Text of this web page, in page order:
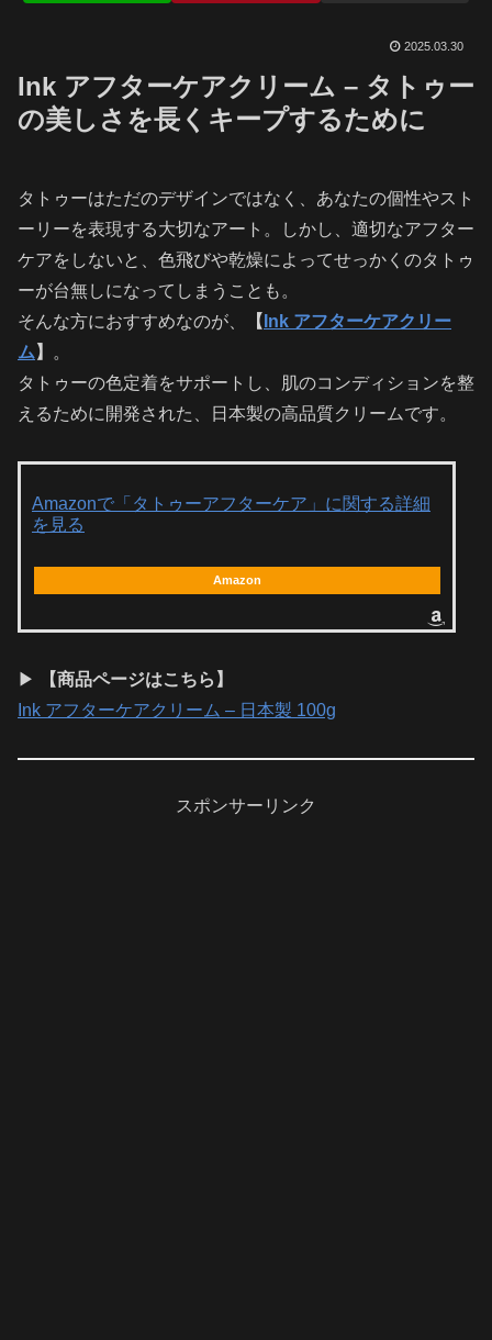
2025.03.30
Ink アフターケアクリーム – タトゥー
の美しさを長くキープするために
タトゥーはただのデザインではなく、あなたの個性やスト
ーリーを表現する大切なアート。しかし、適切なアフター
ケアをしないと、色飛びや乾燥によってせっかくのタトゥ
ーが台無しになってしまうことも。
そんな方におすすめなのが、
【 Ink アフターケアクリー
ム】 。
タトゥーの色定着をサポートし、肌のコンディションを整
えるために開発された、日本製の高品質クリームです。
Amazonで「タトゥーアフターケア」に関する詳細
を見る
Amazon
▶
【商品ページはこちら】
Ink アフターケアクリーム – 日本製 100g
スポンサーリンク